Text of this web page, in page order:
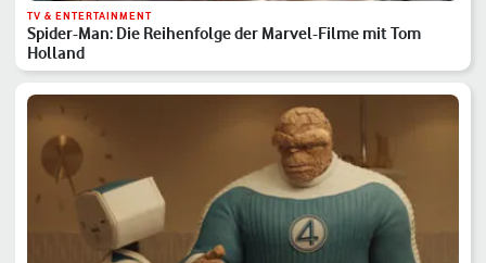
TV & ENTERTAINMENT
Spider-Man: Die Reihenfolge der Marvel-Filme mit Tom
Holland